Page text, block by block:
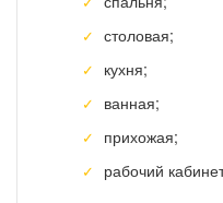
столовая;
кухня;
ванная;
прихожая;
рабочий